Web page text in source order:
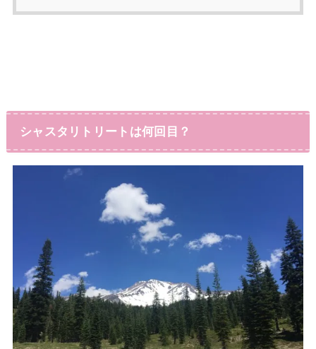
シャスタリトリートは何回目？